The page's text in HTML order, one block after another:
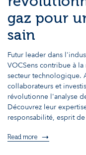
gaz pour
sain
Futur leader dans
VOCSens contribue à
secteur technologique.
collaborateurs et
révolutionne l'analyse
Découvrez leur
responsabilité, esprit
Read more